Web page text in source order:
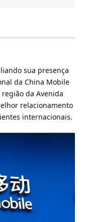
sua presença
da China Mobile
da Avenida
relacionamento
internacionais.